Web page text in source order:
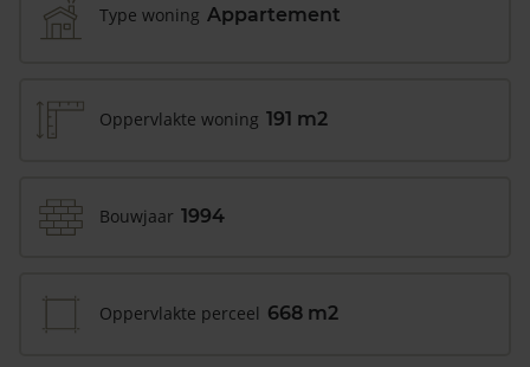
Type woning Appartement
Oppervlakte woning 191 m2
Bouwjaar 1994
Oppervlakte perceel 668 m2